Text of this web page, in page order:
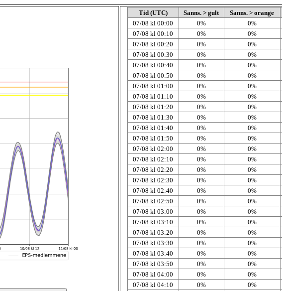
Tid (UTC) Sanns. > gult
Sanns. > orange
07/08 kl 00:00
0%
0%
07/08 kl 00:10
0%
0%
07/08 kl 00:20
0%
0%
07/08 kl 00:30
0%
0%
07/08 kl 00:40
0%
0%
07/08 kl 00:50
0%
0%
07/08 kl 01:00
0%
0%
07/08 kl 01:10
0%
0%
07/08 kl 01:20
0%
0%
07/08 kl 01:30
0%
0%
07/08 kl 01:40
0%
0%
07/08 kl 01:50
0%
0%
07/08 kl 02:00
0%
0%
07/08 kl 02:10
0%
0%
07/08 kl 02:20
0%
0%
07/08 kl 02:30
0%
0%
07/08 kl 02:40
0%
0%
07/08 kl 02:50
0%
0%
07/08 kl 03:00
0%
0%
07/08 kl 03:10
0%
0%
07/08 kl 03:20
0%
0%
07/08 kl 03:30
0%
0%
07/08 kl 03:40
0%
0%
07/08 kl 03:50
0%
0%
07/08 kl 04:00
0%
0%
07/08 kl 04:10
0%
0%